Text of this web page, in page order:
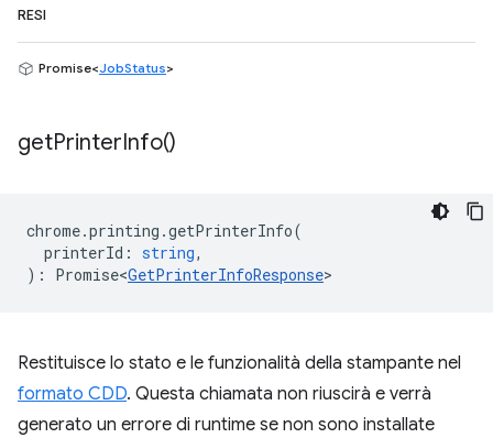
RESI
Promise<JobStatus>
getPrinterInfo()
chrome.printing .getPrinterInfo(
printerId : string,
) : Promise<GetPrinterInfoResponse>
Restituisce lo stato e le funzionalità della stampante nel
formato CDD. Questa chiamata non riuscirà e verrà
generato un errore di runtime se non sono installate